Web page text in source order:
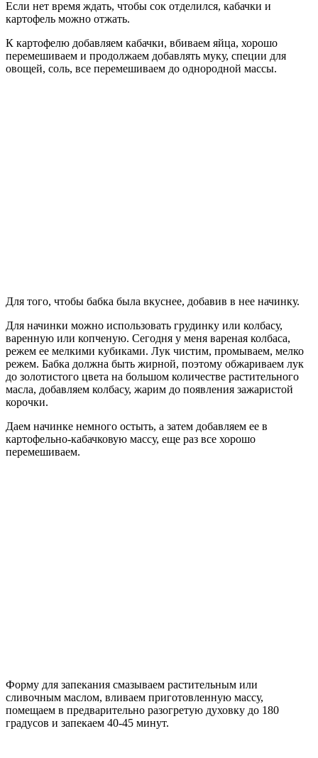
Если нет время ждать, чтобы сок отделился, кабачки и
картофель можно отжать.
К картофелю добавляем кабачки, вбиваем яйца, хорошо
перемешиваем и продолжаем добавлять муку, специи для
овощей, соль, все перемешиваем до однородной массы.
Для того, чтобы бабка была вкуснее, добавив в нее начинку.
Для начинки можно использовать грудинку или колбасу,
варенную или копченую. Сегодня у меня вареная колбаса,
режем ее мелкими кубиками. Лук чистим, промываем, мелко
режем. Бабка должна быть жирной, поэтому обжариваем лук
до золотистого цвета на большом количестве растительного
масла, добавляем колбасу, жарим до появления зажаристой
корочки.
Даем начинке немного остыть, а затем добавляем ее в
картофельно-кабачковую массу, еще раз все хорошо
перемешиваем.
Форму для запекания смазываем растительным или
сливочным маслом, вливаем приготовленную массу,
помещаем в предварительно разогретую духовку до 180
градусов и запекаем 40-45 минут.